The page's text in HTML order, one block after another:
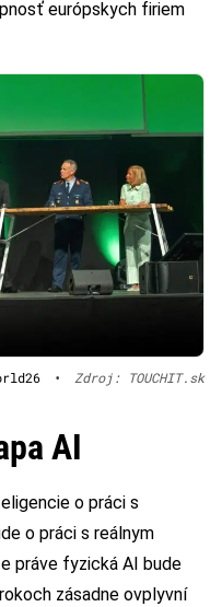
európskych firiem
• Zdroj: TOUCHIT.sk
AI
o práci s
o práci s reálnym
práve fyzická AI bude
zásadne ovplyvní